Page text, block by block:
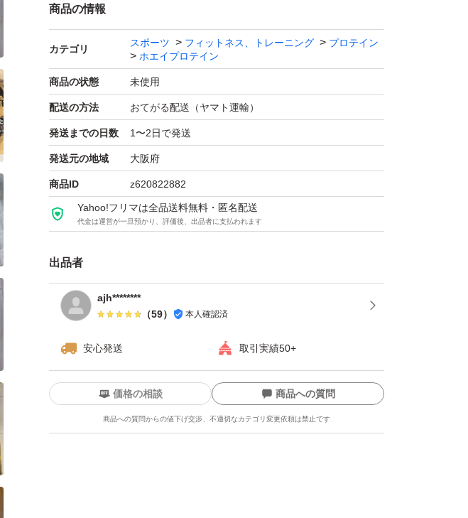
商品の情報
カテゴリ
スポーツ フィットネス、トレーニング
プロテイン
ホエイプロテイン
商品の状態 未使用
配送の方法 おてがる配送（ヤマト運輸）
発送までの日数 1〜2日で発送
発送元の地域 大阪府
商品ID z620822882
Yahoo!フリマは全品送料無料・匿名配送
代金は運営が一旦預かり、評価後、出品者に支払われます
出品者
ajh********
（59） 本人確認済
安心発送 取引実績50+
価格の相談 商品への質問
商品への質問からの値下げ交渉、不適切なカテゴリ変更依頼は禁止です
いいね！
いいね！
いいね！